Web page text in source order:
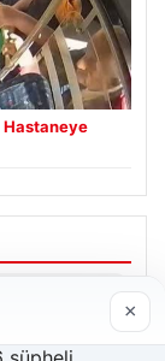
Hastaneye
×